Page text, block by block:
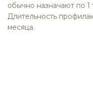
обычно назначают по 1
Длительность
месяца.